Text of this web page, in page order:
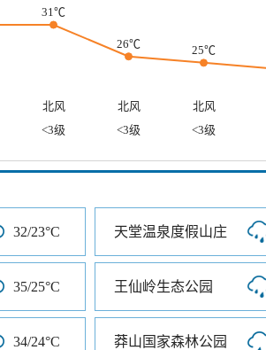
31℃
26℃ 25℃
北风 北风 北风
<3级 <3级 <3级
32/23°C 天堂温泉度假山庄
35/25°C 王仙岭生态公园
34/24°C 莽山国家森林公园